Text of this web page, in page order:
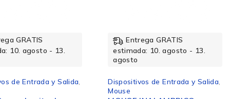
GRATIS
10. agosto - 13.
de Entrada y Salida
Entrega GRATIS
estimada: 10. agosto - 13.
agosto
Dispositivos de Entrada y Salida
Mouse